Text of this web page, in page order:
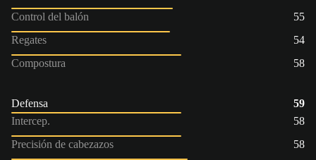
Control del balón
55
Regates
54
Compostura
58
Defensa
59
Intercep.
58
Precisión de cabezazos
58